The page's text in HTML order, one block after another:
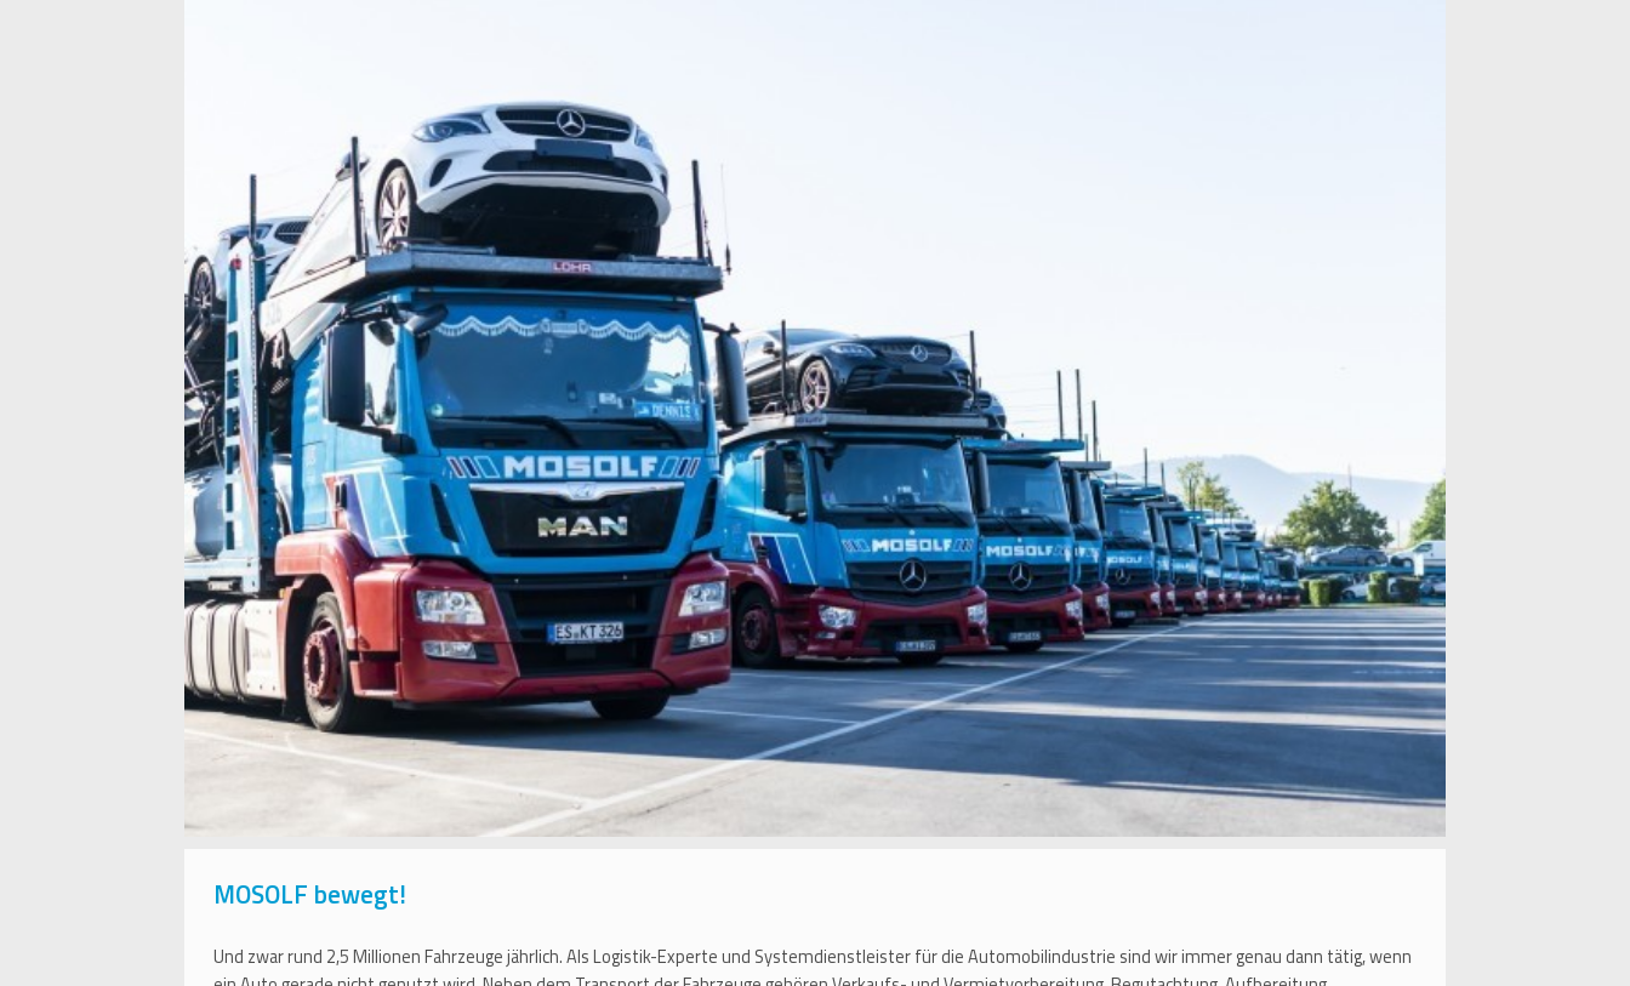
MOSOLF bewegt!
Und zwar rund 2,5 Millionen Fahrzeuge jährlich. Als Logistik-Experte und Systemdienstleister für die Automobilindustrie sind wir immer genau dann tätig, wenn